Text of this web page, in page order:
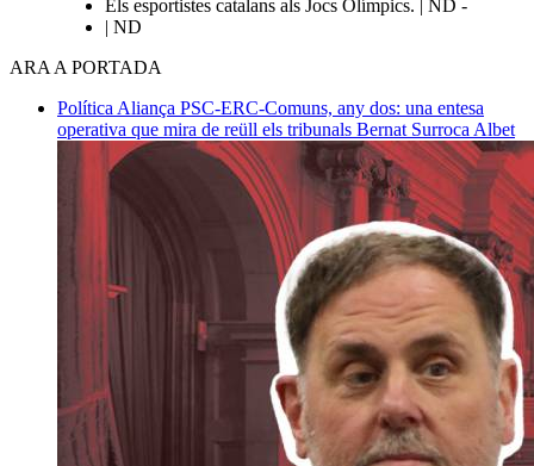
Els esportistes catalans als Jocs Olímpics. | ND -
| ND
ARA A PORTADA
Política Aliança PSC-ERC-Comuns, any dos: una entesa
operativa que mira de reüll els tribunals Bernat Surroca Albet